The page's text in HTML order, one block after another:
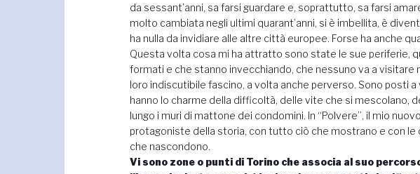
da sessant’anni, sa farsi guardare e, soprattutto, sa farsi
molto cambiata negli ultimi quarant’anni, si è imbellita, è
ha nulla da invidiare alle altre città europee. Forse ha anche
Questa volta cosa mi ha attratto sono state le sue periferie,
formati e che stanno invecchiando, che nessuno va a visitare
loro indiscutibile fascino, a volta anche perverso. Sono posti a
hanno lo charme della difficoltà, delle vite che si mescolano,
lungo i muri di mattone dei condomini. In “Polvere”, il mio
protagoniste della storia, con tutto ciò che mostrano e con le
che nascondono.
Vi sono zone o punti di Torino che associa al suo